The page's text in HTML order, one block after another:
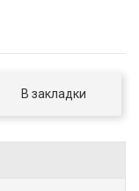
В закладки